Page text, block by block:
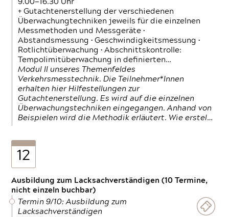
9.00—16.30 Uhr
+ Gutachtenerstellung der verschiedenen
Überwachungtechniken jeweils für die einzelnen
Messmethoden und Messgeräte •
Abstandsmessung • Geschwindigkeitsmessung •
Rotlichtüberwachung • Abschnittskontrolle:
Tempolimitüberwachung in definierten…
Modul II unseres Themenfeldes
Verkehrsmesstechnik. Die Teilnehmer*Innen
erhalten hier Hilfestellungen zur
Gutachtenerstellung. Es wird auf die einzelnen
Überwachungstechniken eingegangen. Anhand von
Beispielen wird die Methodik erläutert. Wie erstel…
12
Ausbildung zum Lacksachverständigen (10 Termine,
nicht einzeln buchbar)
Termin 9/10: Ausbildung zum
Lacksachverständigen